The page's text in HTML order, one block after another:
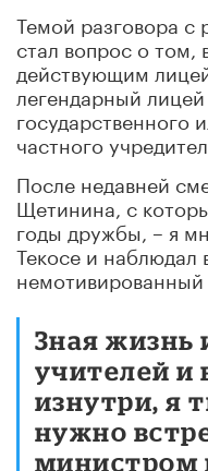
Темой разговора с
стал вопрос о
действующим
легендарный лицей
государственного
частного
После недавней
Щетинина, с
годы дружбы, – я
Текосе и
немотивированный
Зная жизнь
учителей и
изнутри, я
нужно
министром